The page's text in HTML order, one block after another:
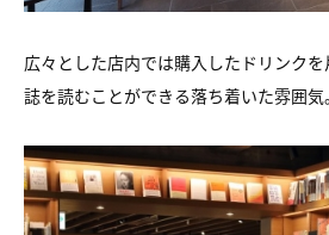
広々とした店内では購入したドリンク
誌を読むことができる落ち着いた雰囲気。